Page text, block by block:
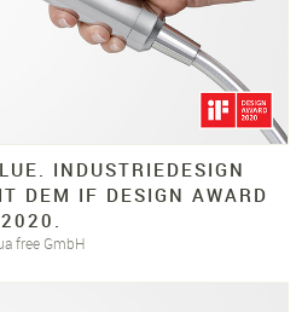
INDUSTRIEDESIGN
DEM IF DESIGN AWARD
2020.
free GmbH